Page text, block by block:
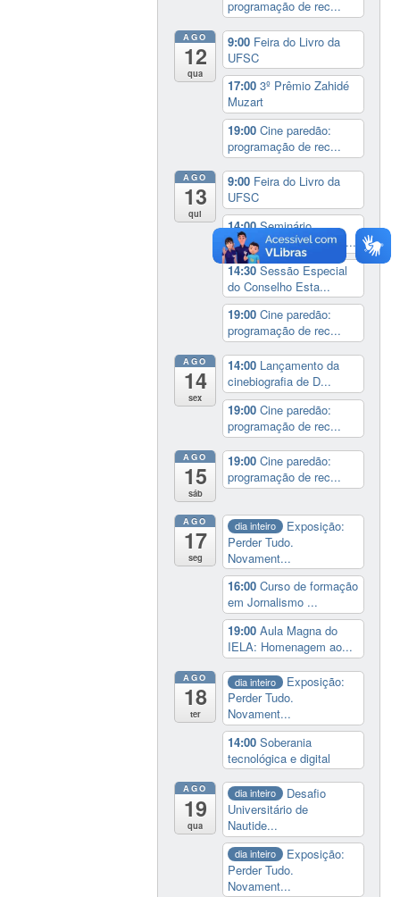
programação de rec...
AGO
12
qua
9:00 Feira do Livro da
UFSC
17:003º Prêmio Zahidé
Muzart
19:00Cine paredão:
programação de rec...
AGO
13
qui
9:00 Feira do Livro da
UFSC
14:00Seminário
Internacional ‘Ninguém...
14:30Sessão Especial
do Conselho Esta...
19:00Cine paredão:
programação de rec...
AGO
14
sex
14:00 Lançamento da
cinebiografia de D...
19:00Cine paredão:
programação de rec...
AGO
15
sáb
19:00Cine paredão:
programação de rec...
AGO
17
seg
dia inteiro
Exposição:
Perder Tudo.
Novament...
16:00Curso de formação
em Jornalismo ...
19:00Aula Magna do
IELA: Homenagem ao...
AGO
18
ter
dia inteiro
Exposição:
Perder Tudo.
Novament...
14:00Soberania
tecnológica e digital
AGO
19
qua
dia inteiro
Desafio
Universitário de
Nautide...
dia inteiro
Exposição:
Perder Tudo.
Novament...